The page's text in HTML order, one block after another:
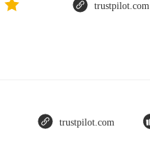
trustpilot.com
trustpilot.com